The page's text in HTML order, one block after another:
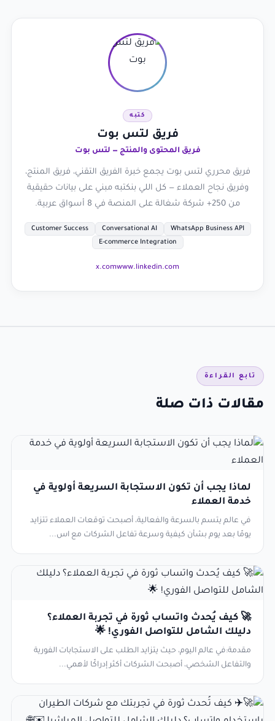
كتبه
فريق لتس بوت
فريق المحتوى والمنتج — لتس بوت
فريق محرري لتس بوت يجمع خبرة الفريق التقني، فريق المنتج،
وفريق نجاح العملاء — كل اللي بنكتبه مبني على بيانات حقيقية
من 250+ شركة شغالة على المنصة في 8 أسواق عربية.
WhatsApp Business API
Conversational AI
Customer Success
E-commerce Integration
www.linkedin.com
x.com
تابع القراءة
مقالات ذات صلة
لماذا يجب أن تكون الاستجابة السريعة أولوية في
خدمة العملاء
في عالم يتسم بالسرعة والفعالية، أصبحت توقعات العملاء تتزايد
يومًا بعد يوم بشأن كيفية وسرعة تفاعل الشركات مع اس...
🚀 كيف يُحدث واتساب ثورة في تجربة العملاء؟
دليلك الشامل للتواصل الفوري! 🌟
مقدمة:في عالم اليوم، حيث يتزايد الطلب على الاستجابات الفورية
والتفاعل الشخصي، أصبحت الشركات أكثر إدراكًا لأهمي...